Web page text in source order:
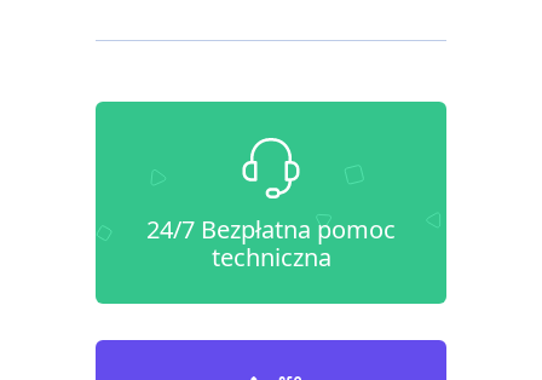
24/7 Bezpłatna pomoc
techniczna